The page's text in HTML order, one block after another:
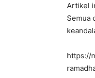
Artikel
Semua
https://